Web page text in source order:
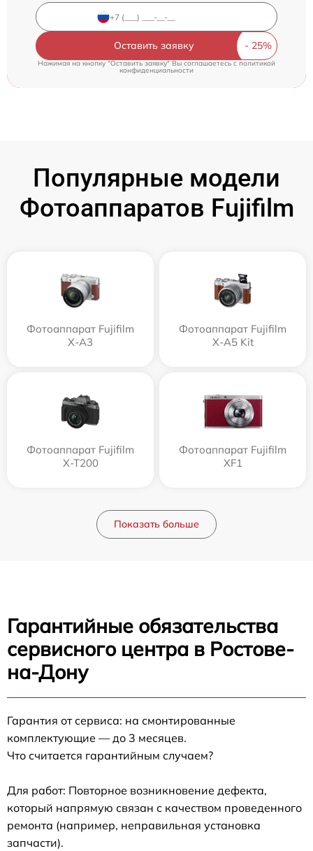
Оставить заявку
Нажимая на кнопку "Оставить заявку" Вы соглашаетесь c политикой
конфиденциальности
Популярные модели
Фотоаппаратов Fujifilm
Фотоаппарат Fujifilm
X-A3
Фотоаппарат Fujifilm
X-A5 Kit
Фотоаппарат Fujifilm
X-T200
Фотоаппарат Fujifilm
XF1
Показать больше
Гарантийные обязательства
сервисного центра в Ростове-
на-Дону
Гарантия от сервиса: на смонтированные
комплектующие — до 3 месяцев.
Что считается гарантийным случаем?
Для работ: Повторное возникновение дефекта,
который напрямую связан с качеством проведенного
ремонта (например, неправильная установка
запчасти).